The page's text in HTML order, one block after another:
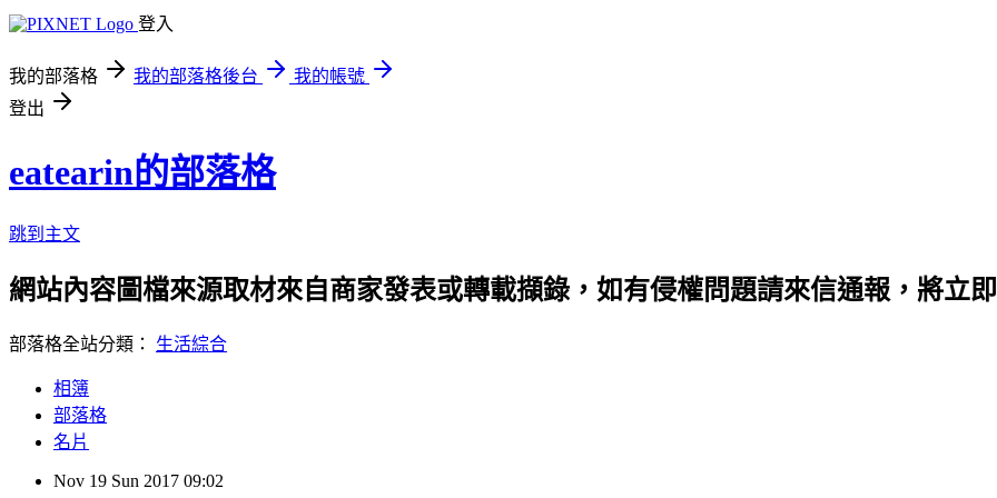
登入
我的部落格 我的部落格後台
我的帳號
登出
eatearin的部落格
跳到主文
網站內容圖檔來源取材來自商家發表或轉載擷錄，如有侵權問題請來信通報，將立
部落格全站分類： 生活綜合
相簿
部落格
名片
Nov 19 Sun 2017 09:02